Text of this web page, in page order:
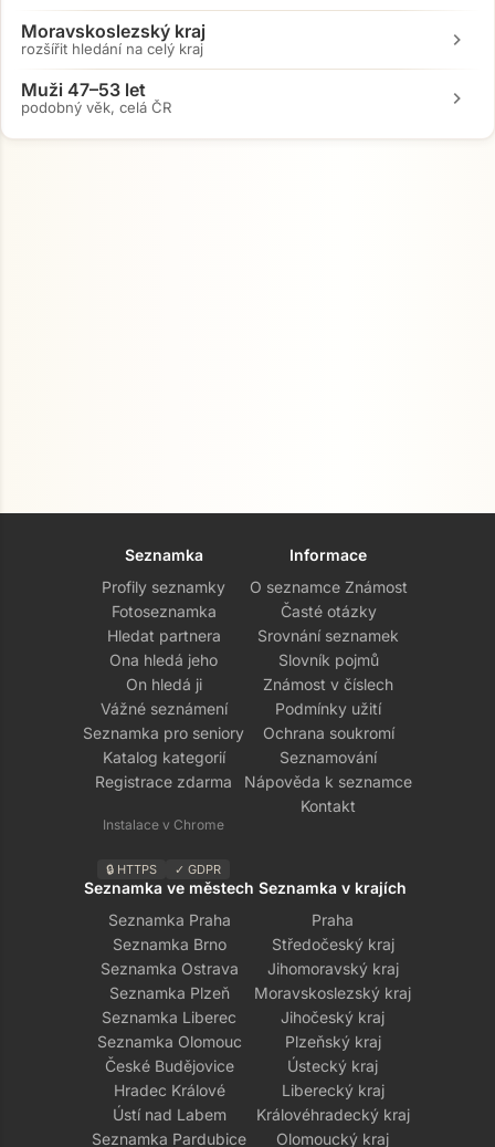
Moravskoslezský kraj
rozšířit hledání na celý kraj chevron_right
Muži 47–53 let
podobný věk, celá ČR chevron_right
Seznamka
Profily seznamky
Fotoseznamka
Hledat partnera
Ona hledá jeho
On hledá ji
Vážné seznámení
Seznamka pro seniory
Katalog kategorií
Registrace zdarma
Instalace v Chrome
🔒 HTTPS ✓ GDPR
Informace
O seznamce Známost
Časté otázky
Srovnání seznamek
Slovník pojmů
Známost v číslech
Podmínky užití
Ochrana soukromí
Seznamování
Nápověda k seznamce
Kontakt
Seznamka ve městech
Seznamka Praha
Seznamka Brno
Seznamka Ostrava
Seznamka Plzeň
Seznamka Liberec
Seznamka Olomouc
České Budějovice
Hradec Králové
Ústí nad Labem
Seznamka Pardubice
Seznamka v krajích
Praha
Středočeský kraj
Jihomoravský kraj
Moravskoslezský kraj
Jihočeský kraj
Plzeňský kraj
Ústecký kraj
Liberecký kraj
Královéhradecký kraj
Olomoucký kraj